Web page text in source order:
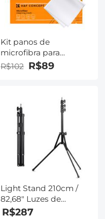
Kit panos de
microfibra para
limpeza de lentes
14x14cm, 10 unidades
R$102 R$89
Light Stand 210cm /
82,68" Luzes de
fotografia com liga
R$287